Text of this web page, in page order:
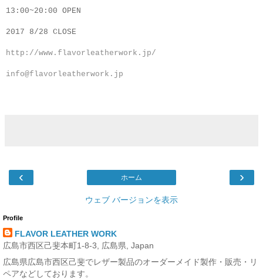
13:00~20:00 OPEN
2017 8/28 CLOSE
http://www.flavorleatherwork.jp/
info@flavorleatherwork.jp
‹ ›
ホーム
ウェブ バージョンを表示
Profile
FLAVOR LEATHER WORK
広島市西区己斐本町1-8-3, 広島県, Japan
広島県広島市西区己斐でレザー製品のオーダーメイド製作・販売・リ
ペアなどしております。